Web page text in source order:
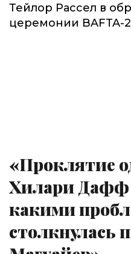
Тейлор Рассел в
церемонии BAFTA-
«Проклятие
Хилари Дафф
какими
столкнулась